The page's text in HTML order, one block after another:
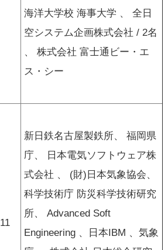
海洋大学校 海事大学 、 全日
空システム企画株式会社 / 2名
、 株式会社 富士通ビー・エ
ス・シー
11
新日鉄名古屋製鉄所、 福岡県
庁、 日本電気ソフトウェア株
式会社 、 (財)日本気象協会、
科学技術庁 防災科学技術研究
所、 Advanced Soft
Engineering 、日本IBM 、気象